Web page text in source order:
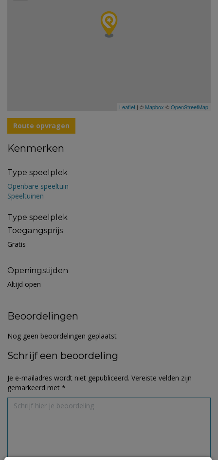
Leaflet | © Mapbox ©OpenStreetMap
Route opvragen
Kenmerken
Type speelplek
Openbare speeltuin
Speeltuinen
Type speelplek
Toegangsprijs
Gratis
Openingstijden
Altijd open
Beoordelingen
Nog geen beoordelingen geplaatst
Schrijf een beoordeling
Je e-mailadres wordt niet gepubliceerd. Vereiste velden zijn
gemarkeerd met *